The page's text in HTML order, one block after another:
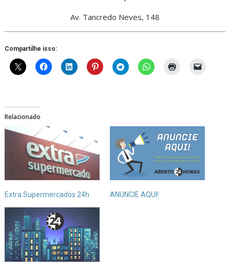
Av. Tancredo Neves, 148
Compartilhe isso:
Relacionado
Extra Supermercados 24h ANUNCIE AQUI!